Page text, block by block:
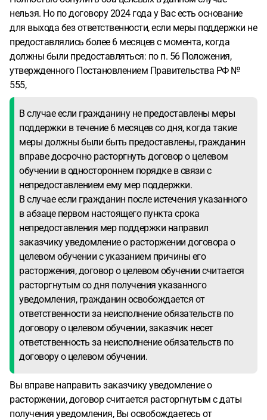
нельзя. Но по договору 2024 года у Вас есть основание
для выхода без ответственности, если меры поддержки не
предоставлялись более 6 месяцев с момента, когда
должны были предоставляться: по п. 56 Положения,
утвержденного Постановлением Правительства РФ №
555,
В случае если гражданину не предоставлены меры
поддержки в течение 6 месяцев со дня, когда такие
меры должны были быть предоставлены, гражданин
вправе досрочно расторгнуть договор о целевом
обучении в одностороннем порядке в связи с
непредоставлением ему мер поддержки.
В случае если гражданин после истечения указанного
в абзаце первом настоящего пункта срока
непредоставления мер поддержки направил
заказчику уведомление о расторжении договора о
целевом обучении с указанием причины его
расторжения, договор о целевом обучении считается
расторгнутым со дня получения указанного
уведомления, гражданин освобождается от
ответственности за неисполнение обязательств по
договору о целевом обучении, заказчик несет
ответственность за неисполнение обязательств по
договору о целевом обучении.
Вы вправе направить заказчику уведомление о
расторжении, договор считается расторгнутым с даты
получения уведомления, Вы освобождаетесь от